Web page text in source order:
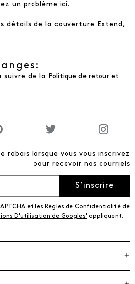
un problème ici .
détails de la couverture Extend,
suivre de la
Politique de retour et
rabais lorsque vous vous inscrivez
pour recevoir nos courriels
S’inscrire
et les Règles de Confidentialité de
D'utilisation de Googles' appliquent.